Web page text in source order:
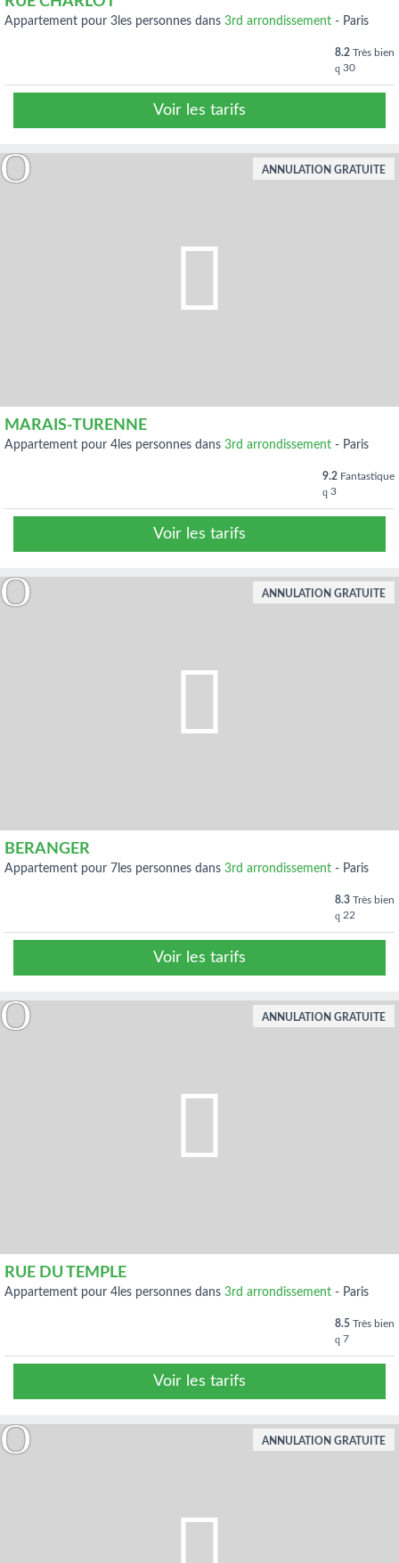
appartement pour 3les personnes dans 3rd arrondissement - Paris
8.2 Très bien
30
Voir les tarifs
MARAIS-TURENNE
appartement pour 4les personnes dans 3rd arrondissement - Paris
9.2 Fantastique
3
Voir les tarifs
ANNULATION GRATUITE
BERANGER
appartement pour 7les personnes dans 3rd arrondissement - Paris
8.3 Très bien
22
Voir les tarifs
ANNULATION GRATUITE
RUE DU TEMPLE
appartement pour 4les personnes dans 3rd arrondissement - Paris
8.5 Très bien
7
Voir les tarifs
ANNULATION GRATUITE
ANNULATION GRATUITE